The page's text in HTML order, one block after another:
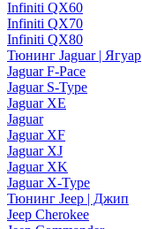
Infiniti QX60
Infiniti QX70
Infiniti QX80
Тюнинг Jaguar | Ягуар
Jaguar F-Pace
Jaguar S-Type
Jaguar XE
Jaguar
Jaguar XF
Jaguar XJ
Jaguar XK
Jaguar X-Type
Тюнинг Jeep | Джип
Jeep Cherokee